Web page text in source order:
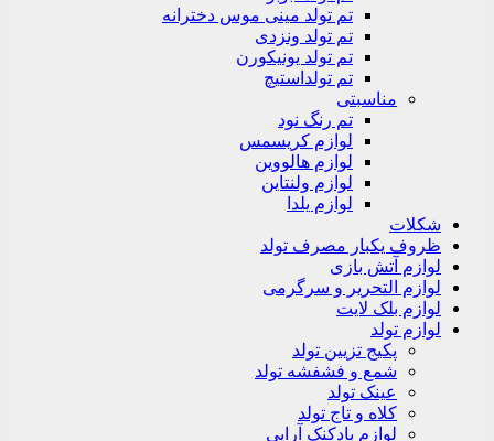
تم تولد مینی موس دخترانه
تم تولد ونزدی
تم تولد یونیکورن
تم تولداستیچ
مناسبتی
تم رنگ نود
لوازم کریسمس
لوازم هالووین
لوازم ولنتاین
لوازم یلدا
شکلات
ظروف یکبار مصرف تولد
لوازم آتش بازی
لوازم التحریر و سرگرمی
لوازم بلک لایت
لوازم تولد
پکیج تزیین تولد
شمع و فشفشه تولد
عینک تولد
کلاه و تاج تولد
لوازم بادکنک آرایی